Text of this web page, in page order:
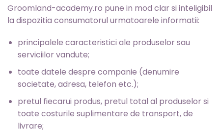
Groomland-academy.ro pune in mod clar si inteligibil
la dispozitia consumatorul urmatoarele informatii:
principalele caracteristici ale produselor sau
serviciilor vandute;
toate datele despre companie (denumire
societate, adresa, telefon etc.);
pretul fiecarui produs, pretul total al produselor si
toate costurile suplimentare de transport, de
livrare;